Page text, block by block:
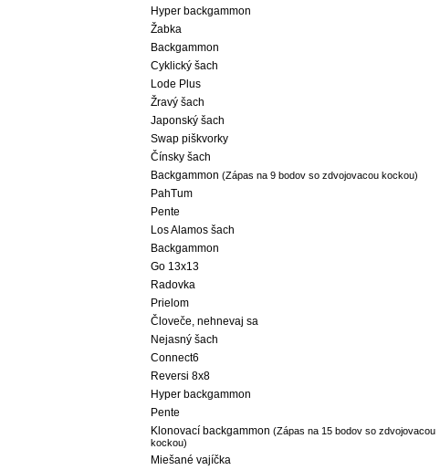
Hyper backgammon
Žabka
Backgammon
Cyklický šach
Lode Plus
Žravý šach
Japonský šach
Swap piškvorky
Čínsky šach
Backgammon (Zápas na 9 bodov so zdvojovacou kockou)
PahTum
Pente
Los Alamos šach
Backgammon
Go 13x13
Radovka
Prielom
Človeče, nehnevaj sa
Nejasný šach
Connect6
Reversi 8x8
Hyper backgammon
Pente
Klonovací backgammon (Zápas na 15 bodov so zdvojovacou
kockou)
Miešané vajíčka